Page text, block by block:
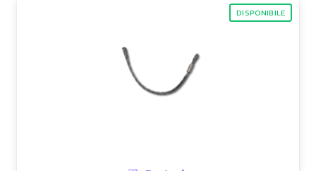
DISPONIBILE